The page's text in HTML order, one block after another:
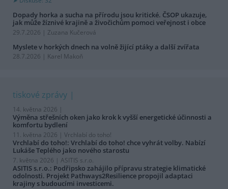
Dopady horka a sucha na přírodu jsou kritické. ČSOP ukazuje,
jak může žíznivé krajině a živočichům pomoci veřejnost i obce
29.7.2026 | Zuzana Kučerová
Myslete v horkých dnech na volně žijící ptáky a další zvířata
28.7.2026 | Karel Makoň
tiskové zprávy
14. května 2026 |
Výměna střešních oken jako krok k vyšší energetické účinnosti a
komfortu bydlení
11. května 2026 | Vrchlabí do toho!
Vrchlabí do toho!: Vrchlabí do toho! chce vyhrát volby. Nabízí
Lukáše Teplého jako nového starostu
7. května 2026 | ASITIS s.r.o.
ASITIS s.r.o.: Podřipsko zahájilo přípravu strategie klimatické
odolnosti. Projekt Pathways2Resilience propojil adaptaci
krajiny s budoucími investicemi.